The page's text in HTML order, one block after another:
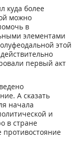
куда более
можно
в
элементами
этой
первый акт
А сказать
начала
и
в стране